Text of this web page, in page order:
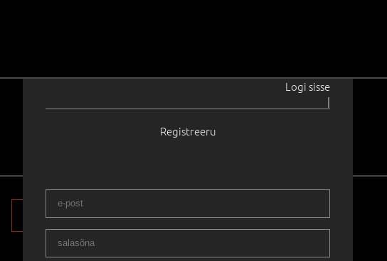
Logi sisse
|
Registreeru
Noor kunst Vanem kunst